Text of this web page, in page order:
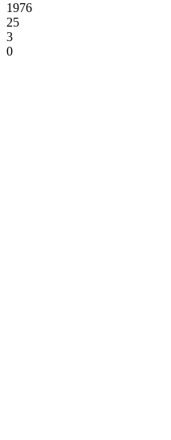
1976
25
3
0